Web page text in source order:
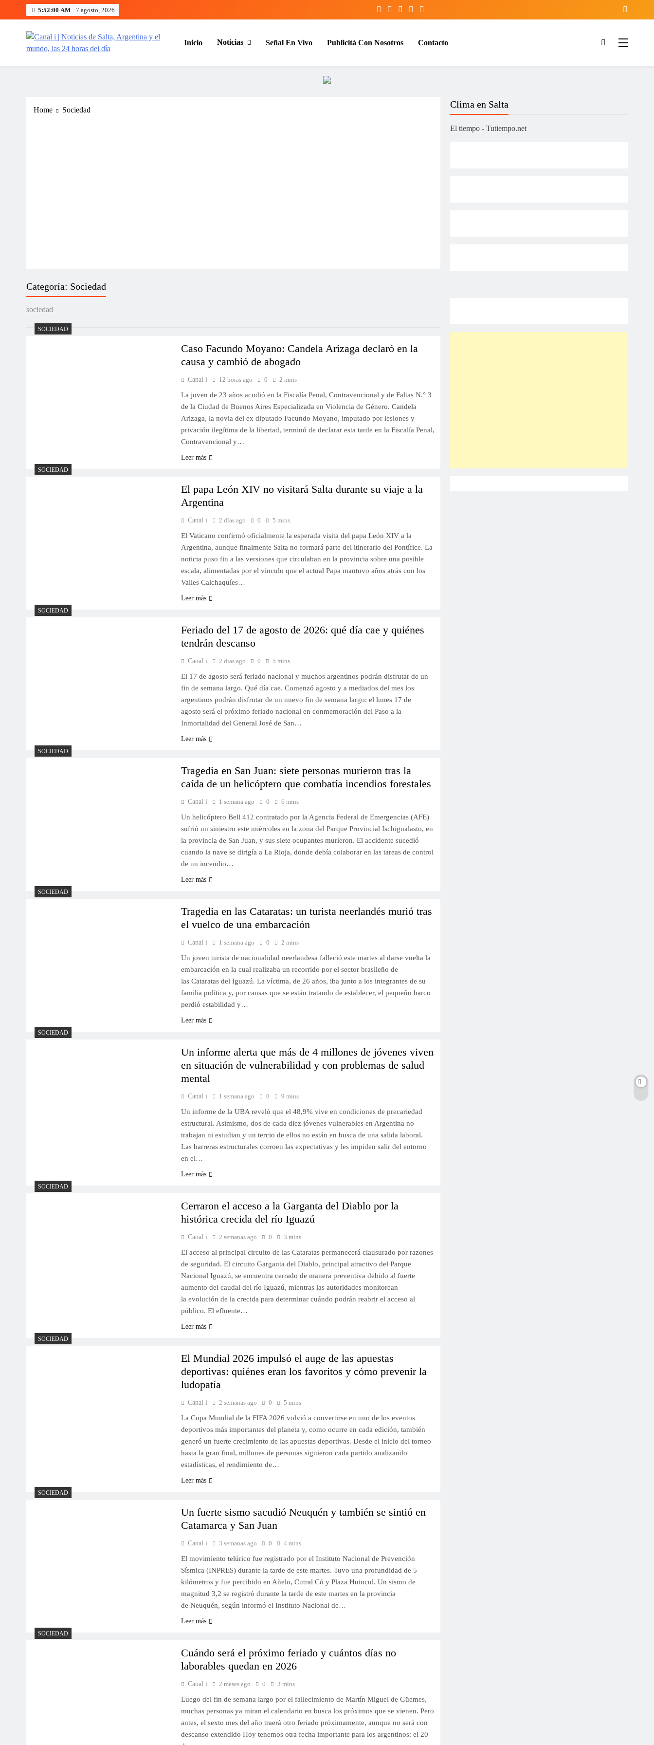
5:52:01 AM 7 agosto, 2026
Canal i | Noticias de Salta, Argentina y el mundo, las 24 horas del día
Inicio Noticias Señal En Vivo Publicitá Con Nosotros Contacto
Home Sociedad
Categoría: Sociedad
sociedad
SOCIEDAD
Caso Facundo Moyano: Candela Arizaga declaró en la
causa y cambió de abogado
Canal i 12 horas ago 0 2 mins
La joven de 23 años acudió en la Fiscalía Penal, Contravencional y de Faltas N.° 3
de la Ciudad de Buenos Aires Especializada en Violencia de Género. Candela
Arizaga, la novia del ex diputado Facundo Moyano, imputado por lesiones y
privación ilegítima de la libertad, terminó de declarar esta tarde en la Fiscalía Penal,
Contravencional y…
Leer más
SOCIEDAD
El papa León XIV no visitará Salta durante su viaje a la
Argentina
Canal i 2 días ago 0 5 mins
El Vaticano confirmó oficialmente la esperada visita del papa León XIV a la
Argentina, aunque finalmente Salta no formará parte del itinerario del Pontífice. La
noticia puso fin a las versiones que circulaban en la provincia sobre una posible
escala, alimentadas por el vínculo que el actual Papa mantuvo años atrás con los
Valles Calchaquíes…
Leer más
SOCIEDAD
Feriado del 17 de agosto de 2026: qué día cae y quiénes
tendrán descanso
Canal i 2 días ago 0 5 mins
El 17 de agosto será feriado nacional y muchos argentinos podrán disfrutar de un
fin de semana largo. Qué día cae. Comenzó agosto y a mediados del mes los
argentinos podrán disfrutar de un nuevo fin de semana largo: el lunes 17 de
agosto será el próximo feriado nacional en conmemoración del Paso a la
Inmortalidad del General José de San…
Leer más
SOCIEDAD
Tragedia en San Juan: siete personas murieron tras la
caída de un helicóptero que combatía incendios forestales
Canal i 1 semana ago 0 6 mins
Un helicóptero Bell 412 contratado por la Agencia Federal de Emergencias (AFE)
sufrió un siniestro este miércoles en la zona del Parque Provincial Ischigualasto, en
la provincia de San Juan, y sus siete ocupantes murieron. El accidente sucedió
cuando la nave se dirigía a La Rioja, donde debía colaborar en las tareas de control
de un incendio…
Leer más
SOCIEDAD
Tragedia en las Cataratas: un turista neerlandés murió tras
el vuelco de una embarcación
Canal i 1 semana ago 0 2 mins
Un joven turista de nacionalidad neerlandesa falleció este martes al darse vuelta la
embarcación en la cual realizaba un recorrido por el sector brasileño de
las Cataratas del Iguazú. La víctima, de 26 años, iba junto a los integrantes de su
familia política y, por causas que se están tratando de establecer, el pequeño barco
perdió estabilidad y…
Leer más
SOCIEDAD
Un informe alerta que más de 4 millones de jóvenes viven
en situación de vulnerabilidad y con problemas de salud
mental
Canal i 1 semana ago 0 9 mins
Un informe de la UBA reveló que el 48,9% vive en condiciones de precariedad
estructural. Asimismo, dos de cada diez jóvenes vulnerables en Argentina no
trabajan ni estudian y un tercio de ellos no están en busca de una salida laboral.
Las barreras estructurales corroen las expectativas y les impiden salir del entorno
en el…
Leer más
SOCIEDAD
Cerraron el acceso a la Garganta del Diablo por la
histórica crecida del río Iguazú
Canal i 2 semanas ago 0 3 mins
El acceso al principal circuito de las Cataratas permanecerá clausurado por razones
de seguridad. El circuito Garganta del Diablo, principal atractivo del Parque
Nacional Iguazú, se encuentra cerrado de manera preventiva debido al fuerte
aumento del caudal del río Iguazú, mientras las autoridades monitorean
la evolución de la crecida para determinar cuándo podrán reabrir el acceso al
público. El efluente…
Leer más
SOCIEDAD
El Mundial 2026 impulsó el auge de las apuestas
deportivas: quiénes eran los favoritos y cómo prevenir la
ludopatía
Canal i 2 semanas ago 0 5 mins
La Copa Mundial de la FIFA 2026 volvió a convertirse en uno de los eventos
deportivos más importantes del planeta y, como ocurre en cada edición, también
generó un fuerte crecimiento de las apuestas deportivas. Desde el inicio del torneo
hasta la gran final, millones de personas siguieron cada partido analizando
estadísticas, el rendimiento de…
Leer más
SOCIEDAD
Un fuerte sismo sacudió Neuquén y también se sintió en
Catamarca y San Juan
Canal i 3 semanas ago 0 4 mins
El movimiento telúrico fue registrado por el Instituto Nacional de Prevención
Sísmica (INPRES) durante la tarde de este martes. Tuvo una profundidad de 5
kilómetros y fue percibido en Añelo, Cutral Có y Plaza Huincul. Un sismo de
magnitud 3,2 se registró durante la tarde de este martes en la provincia
de Neuquén, según informó el Instituto Nacional de…
Leer más
SOCIEDAD
Cuándo será el próximo feriado y cuántos días no
laborables quedan en 2026
Canal i 2 meses ago 0 3 mins
Luego del fin de semana largo por el fallecimiento de Martín Miguel de Güemes,
muchas personas ya miran el calendario en busca los próximos que se vienen. Pero
antes, el sexto mes del año traerá otro feriado próximamente, aunque no será con
descanso extendido Hoy tenemos otra fecha importante para los argentinos: el 20
Clima en Salta
El tiempo - Tutiempo.net